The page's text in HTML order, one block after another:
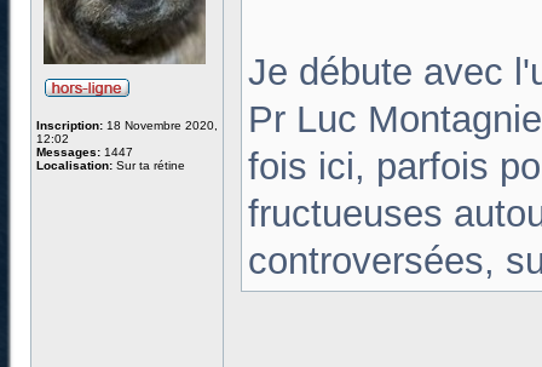
Inscription: 18 Novembre 2020,
12:02
Messages: 1447
Localisation: Sur ta rétine
Je débute avec
Pr Luc
fois ici, parfois
fructueuses
controversées,